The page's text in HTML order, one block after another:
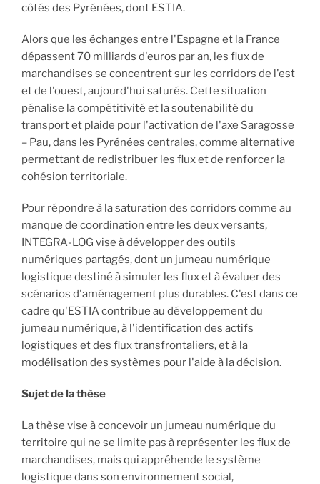
côtés des Pyrénées, dont ESTIA.
Alors que les échanges entre l'Espagne et la France
dépassent 70 milliards d'euros par an, les flux de
marchandises se concentrent sur les corridors de l'est
et de l'ouest, aujourd'hui saturés. Cette situation
pénalise la compétitivité et la soutenabilité du
transport et plaide pour l'activation de l'axe Saragosse
– Pau, dans les Pyrénées centrales, comme alternative
permettant de redistribuer les flux et de renforcer la
cohésion territoriale.
Pour répondre à la saturation des corridors comme au
manque de coordination entre les deux versants,
INTEGRA-LOG vise à développer des outils
numériques partagés, dont un jumeau numérique
logistique destiné à simuler les flux et à évaluer des
scénarios d'aménagement plus durables. C'est dans ce
cadre qu'ESTIA contribue au développement du
jumeau numérique, à l'identification des actifs
logistiques et des flux transfrontaliers, et à la
modélisation des systèmes pour l'aide à la décision.
Sujet de la thèse
La thèse vise à concevoir un jumeau numérique du
territoire qui ne se limite pas à représenter les flux de
marchandises, mais qui appréhende le système
logistique dans son environnement social,